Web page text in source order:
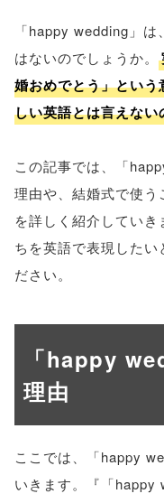
「happy wedding」
はないのでしょうか。
婚おめでとう」とい
しい英語とは言えない
この記事では、「
理由や、結婚式で使
を詳しく紹介してい
ちを英語で表現したい
ださい。
「happy
理由
ここでは、「happy
いきます。『「happy